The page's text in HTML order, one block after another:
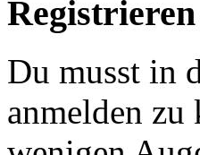
Registrieren
Du musst in
anmelden